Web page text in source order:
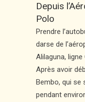
Depuis
Polo
Prendre
darse de
Alilaguna,
Après avoir
Bembo, qui se
pendant